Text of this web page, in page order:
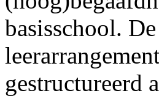
basisschool.
gestructureerd